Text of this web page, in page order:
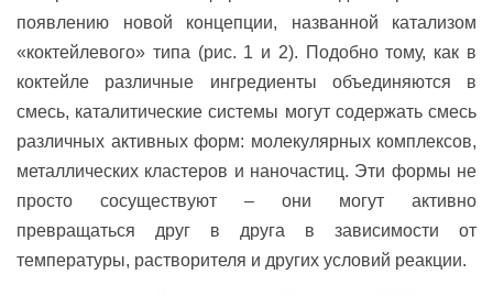
появлению новой концепции, названной катализом
«коктейлевого» типа (рис. 1 и 2). Подобно тому, как в
коктейле различные ингредиенты объединяются в
смесь, каталитические системы могут содержать смесь
различных активных форм: молекулярных комплексов,
металлических кластеров и наночастиц. Эти формы не
просто сосуществуют – они могут активно
превращаться друг в друга в зависимости от
температуры, растворителя и других условий реакции.